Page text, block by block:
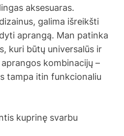
aksesuaras.
galima išreikšti
aprangą. Man patinka
kuri būtų universalūs ir
kombinacijų –
tampa itin funkcionaliu
kuprinę svarbu